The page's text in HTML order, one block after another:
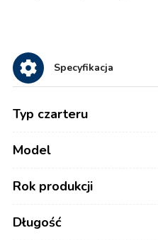
Specyfikacja
Typ czarteru
Model
Rok produkcji
Długość